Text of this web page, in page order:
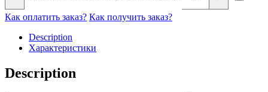
Как оплатить заказ? Как получить заказ?
Description
Характеристики
Description